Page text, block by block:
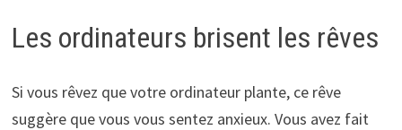
Les ordinateurs brisent les rêves
Si vous rêvez que votre ordinateur plante, ce rêve
suggère que vous vous sentez anxieux. Vous avez fait